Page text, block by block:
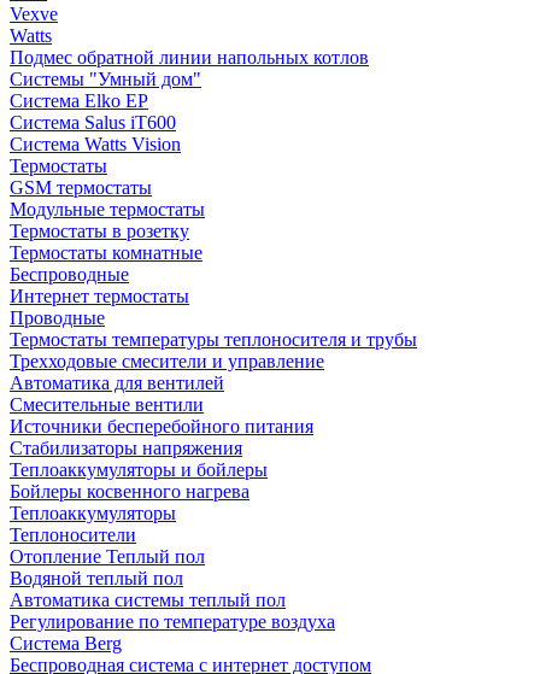
Vexve
Watts
Подмес обратной линии напольных котлов
Системы "Умный дом"
Система Elko EP
Система Salus iT600
Система Watts Vision
Термостаты
GSM термостаты
Модульные термостаты
Термостаты в розетку
Термостаты комнатные
Беспроводные
Интернет термостаты
Проводные
Термостаты температуры теплоносителя и трубы
Трехходовые смесители и управление
Автоматика для вентилей
Смесительные вентили
Источники бесперебойного питания
Стабилизаторы напряжения
Теплоаккумуляторы и бойлеры
Бойлеры косвенного нагрева
Теплоаккумуляторы
Теплоносители
Отопление Теплый пол
Водяной теплый пол
Автоматика системы теплый пол
Регулирование по температуре воздуха
Система Berg
Беспроводная система с интернет доступом